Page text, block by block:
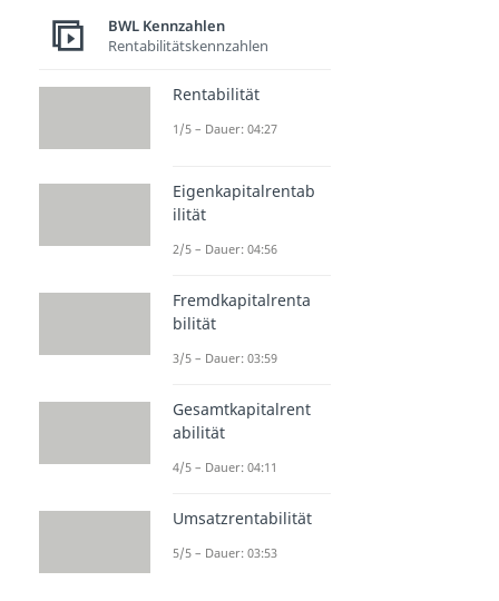
BWL Kennzahlen
Rentabilitätskennzahlen
Rentabilität
1/5 – Dauer: 04:27
Eigenkapitalrentab
ilität
2/5 – Dauer: 04:56
Fremdkapitalrenta
bilität
3/5 – Dauer: 03:59
Gesamtkapitalrent
abilität
4/5 – Dauer: 04:11
Umsatzrentabilität
5/5 – Dauer: 03:53